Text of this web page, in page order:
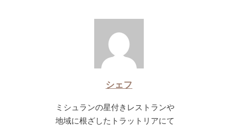
シェフ
ミシュランの星付きレストランや
地域に根ざしたトラットリアにて